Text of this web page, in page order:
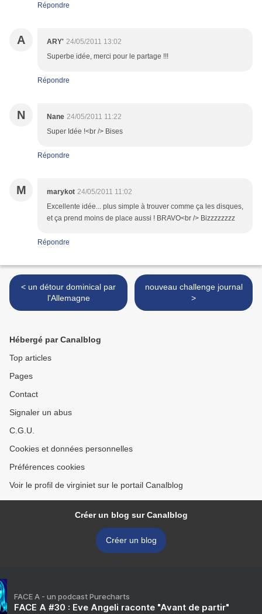
Répondre
A ARY' 24/05/2011 13:02
Superbe idée, merci pour le partage !!!
Répondre
N Nane 24/05/2011 11:22
Super Idée !<br /> Bises
Répondre
M marykot 24/05/2011 11:02
Excellente idée... plus simple à trouver comme ça les disques,
et ça prend moins de place aussi ! BRAVO<br /> Bizzzzzzzz
Répondre
< un détour dominical par
l'Allemagne
nouveau challenge journal
>
Hébergé par Canalblog
Top articles
Pages
Contact
Signaler un abus
C.G.U.
Cookies et données personnelles
Préférences cookies
Voir le profil de virginiet sur le portail Canalblog
Créer un blog sur Canalblog
Créer un blog
FACE A - un podcast Purecharts
FACE A #30 : Eve Angeli raconte "Avant de partir"